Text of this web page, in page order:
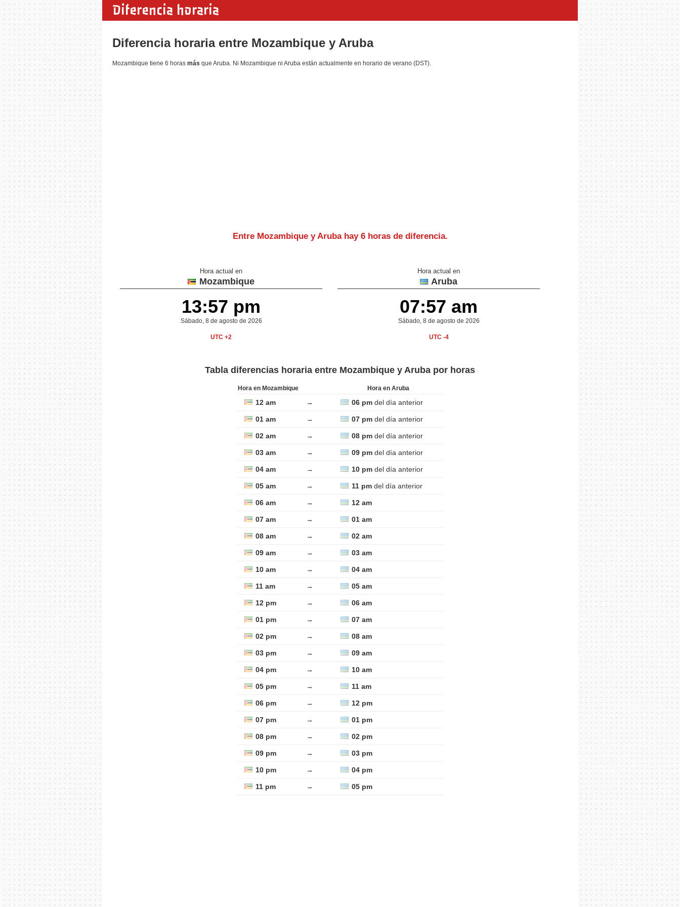
Diferencia horaria
Diferencia horaria entre Mozambique y Aruba
Mozambique tiene 6 horas más que Aruba. Ni Mozambique ni Aruba están actualmente en horario de verano (DST).
Entre Mozambique y Aruba hay 6 horas de diferencia.
Hora actual en
Mozambique
13:57 pm
Sábado, 8 de agosto de 2026
UTC +2
Hora actual en
Aruba
07:57 am
Sábado, 8 de agosto de 2026
UTC -4
Tabla diferencias horaria entre Mozambique y Aruba por horas
Hora en Mozambique Hora en Aruba
12 am → 06 pmdel día anterior
01 am → 07 pmdel día anterior
02 am → 08 pmdel día anterior
03 am → 09 pmdel día anterior
04 am → 10 pmdel día anterior
05 am → 11 pmdel día anterior
06 am → 12 am
07 am → 01 am
08 am → 02 am
09 am → 03 am
10 am → 04 am
11 am → 05 am
12 pm → 06 am
01 pm → 07 am
02 pm → 08 am
03 pm → 09 am
04 pm → 10 am
05 pm → 11 am
06 pm → 12 pm
07 pm → 01 pm
08 pm → 02 pm
09 pm → 03 pm
10 pm → 04 pm
11 pm → 05 pm